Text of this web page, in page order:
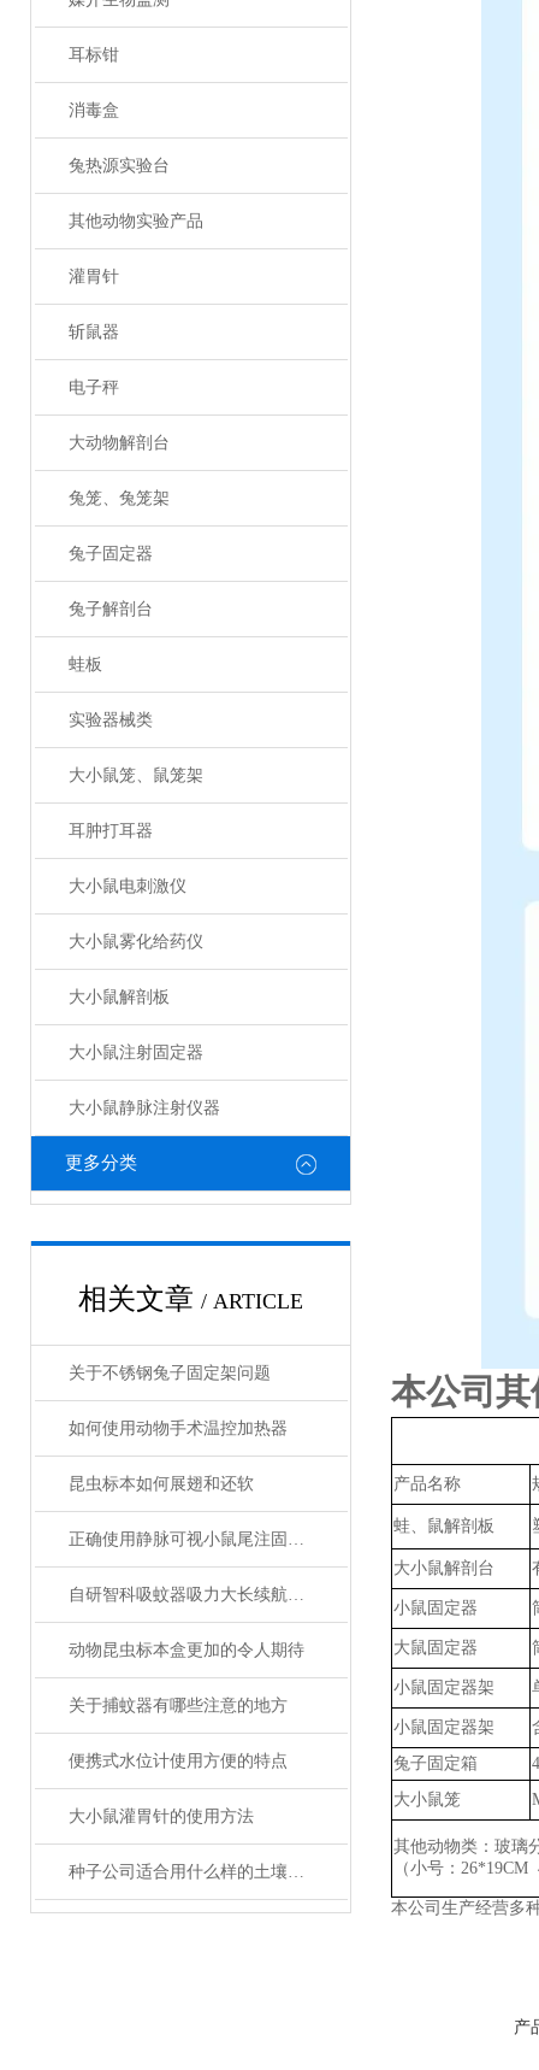
耳标钳
消毒盒
兔热源实验台
其他动物实验产品
灌胃针
斩鼠器
电子秤
大动物解剖台
兔笼、兔笼架
兔子固定器
兔子解剖台
蛙板
实验器械类
大小鼠笼、鼠笼架
耳肿打耳器
大小鼠电刺激仪
大小鼠雾化给药仪
大小鼠解剖板
大小鼠注射固定器
大小鼠静脉注射仪器
更多分类
相关文章 / ARTICLE
关于不锈钢兔子固定架问题
如何使用动物手术温控加热器
昆虫标本如何展翅和还软
正确使用静脉可视小鼠尾注固定器
自研智科吸蚊器吸力大长续航绿光照明诱蚊
动物昆虫标本盒更加的令人期待
关于捕蚊器有哪些注意的地方
便携式水位计使用方便的特点
大小鼠灌胃针的使用方法
种子公司适合用什么样的土壤养分速测仪？
本公司
产品名称
蛙、鼠解剖板
大小鼠解剖台
小鼠固定器
大鼠固定器
小鼠固定器架
小鼠固定器架
兔子固定箱
大小鼠笼
其他动物类：玻璃
（小号： 26*19CM
本公司生产经营多
产